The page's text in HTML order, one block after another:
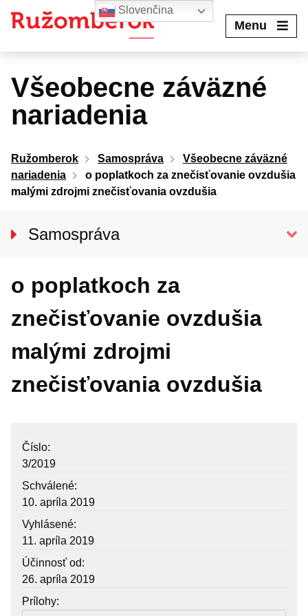
Menu
Všeobecne záväzné
nariadenia
Ružomberok Samospráva
Všeobecne záväzné
nariadenia
o poplatkoch za znečisťovanie ovzdušia
malými zdrojmi znečisťovania ovzdušia
Samospráva
Hlavný kontrolór mesta
Mestská rada
Komisie
Zasadnutia
Zmluvy nájomné
Dodávateľské faktúry
Verejné obstarávania
Krízový manažment
Poskytovanie informácií – Zákon č. 211/2000 Z.z.
o poplatkoch za
znečisťovanie ovzdušia
malými zdrojmi
znečisťovania ovzdušia
Číslo
3/2019
Schválené
10. apríla 2019
Vyhlásené
11. apríla 2019
Účinnosť od
26. apríla 2019
Prílohy
Slovenčina